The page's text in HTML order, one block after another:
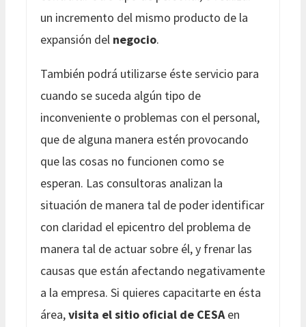
un incremento del mismo producto de la
expansión del negocio.
También podrá utilizarse éste servicio para
cuando se suceda algún tipo de
inconveniente o problemas con el personal,
que de alguna manera estén provocando
que las cosas no funcionen como se
esperan. Las consultoras analizan la
situación de manera tal de poder identificar
con claridad el epicentro del problema de
manera tal de actuar sobre él, y frenar las
causas que están afectando negativamente
a la empresa. Si quieres capacitarte en ésta
área,visita el sitio oficial de CESAen